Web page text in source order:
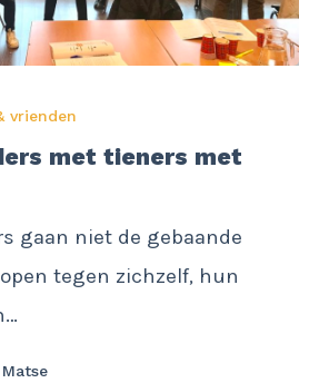
vrienden
met tieners met
gaan niet de gebaande
tegen zichzelf, hun